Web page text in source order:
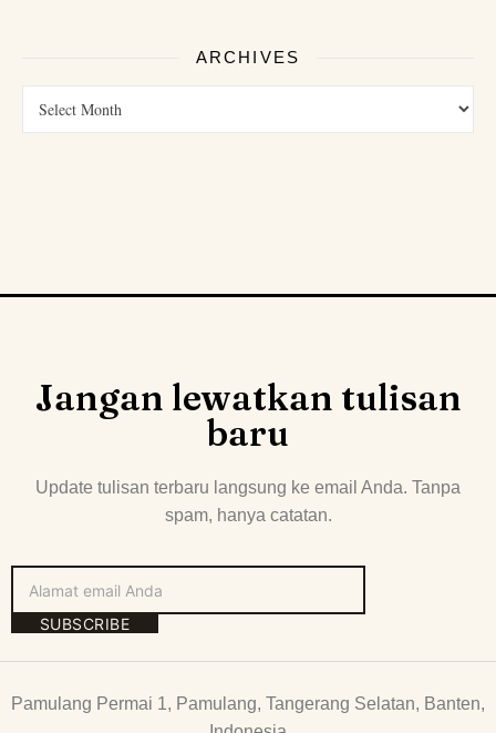
ARCHIVES
Jangan lewatkan tulisan
baru
Update tulisan terbaru langsung ke email Anda. Tanpa
spam, hanya catatan.
SUBSCRIBE
Pamulang Permai 1, Pamulang, Tangerang Selatan, Banten,